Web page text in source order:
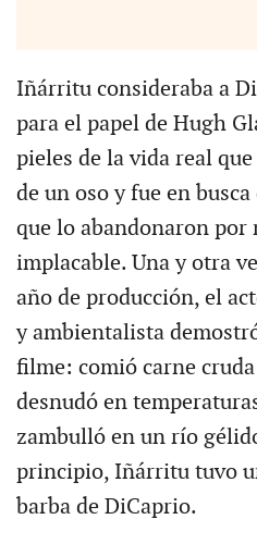
Iñárritu consideraba a
para el papel de Hugh
pieles de la vida real
de un oso y fue en
que lo abandonaron por
implacable. Una y otra
año de producción, el
y ambientalista
filme: comió carne
desnudó en
zambulló en un río
principio, Iñárritu tuvo
barba de DiCaprio.